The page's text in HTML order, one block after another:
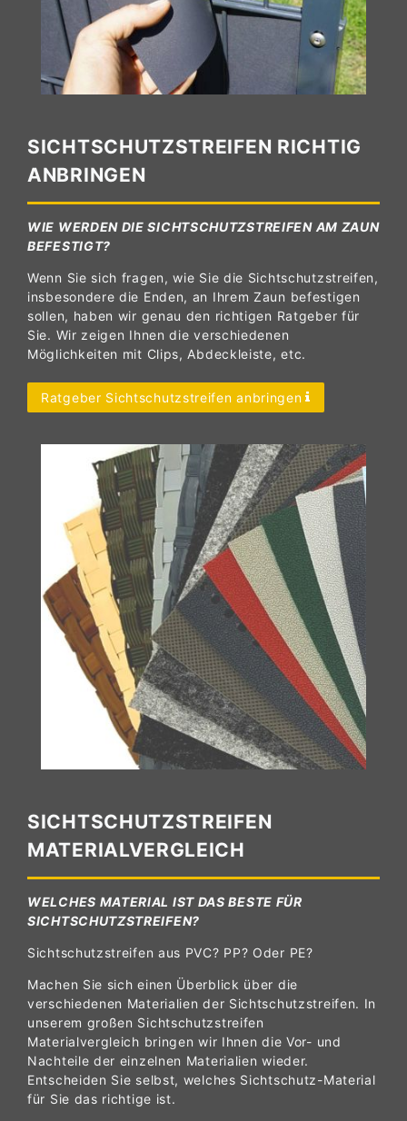
SICHTSCHUTZSTREIFEN RICHTIG
ANBRINGEN
WIE WERDEN DIE SICHTSCHUTZSTREIFEN AM ZAUN
BEFESTIGT?
Wenn Sie sich fragen, wie Sie die Sichtschutzstreifen,
insbesondere die Enden, an Ihrem Zaun befestigen
sollen, haben wir genau den richtigen Ratgeber für
Sie. Wir zeigen Ihnen die verschiedenen
Möglichkeiten mit Clips, Abdeckleiste, etc.
Ratgeber Sichtschutzstreifen anbringen
SICHTSCHUTZSTREIFEN
MATERIALVERGLEICH
WELCHES MATERIAL IST DAS BESTE FÜR
SICHTSCHUTZSTREIFEN?
Sichtschutzstreifen aus PVC? PP? Oder PE?
Machen Sie sich einen Überblick über die
verschiedenen Materialien der Sichtschutzstreifen. In
unserem großen Sichtschutzstreifen
Materialvergleich bringen wir Ihnen die Vor- und
Nachteile der einzelnen Materialien wieder.
Entscheiden Sie selbst, welches Sichtschutz-Material
für Sie das richtige ist.